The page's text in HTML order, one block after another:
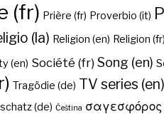
(fr) Prière (fr) Proverbio (it)
(la) Religion (en) Religion (fr)
(en) Société (fr) Song (en)
Tragödie (de) TV series (en)
(de) Čeština σαγεσφόρος